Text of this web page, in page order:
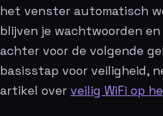
het venster automatisch
blijven je wachtwoorden
achter voor de volgende
basisstap voor veiligheid,
artikel over veilig WiFi op